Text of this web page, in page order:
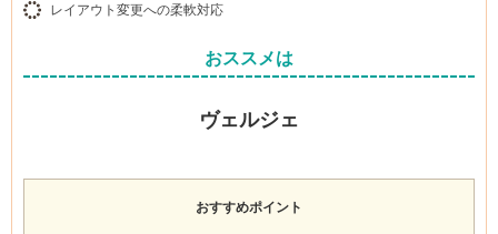
レイアウト変更への柔軟対応
おススメは
ヴェルジェ
おすすめポイント